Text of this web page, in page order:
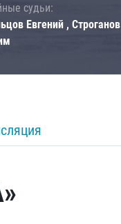
судьи:
Евгений , Строганов